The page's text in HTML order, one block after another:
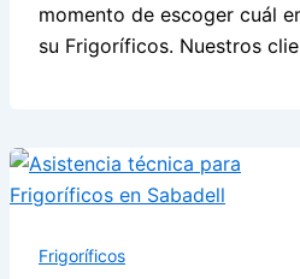
momento de escoger cuál
su Frigoríficos. Nuestros
Frigoríficos